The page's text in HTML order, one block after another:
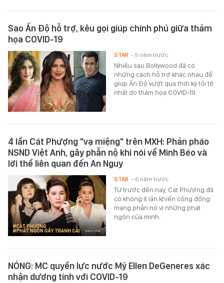
Sao Ấn Độ hỗ trợ, kêu gọi giúp chính phủ giữa thảm
họa COVID-19
Nhiều sao Bollywood đã có
những cách hỗ trợ khác nhau để
giúp Ấn Độ vượt qua thời kỳ tồi tệ
nhất do thảm họa COVID-19.
STAR - 5 năm trước
4 lần Cát Phượng "vạ miệng" trên MXH: Phản pháo
NSND Việt Anh, gây phẫn nộ khi nói về Minh Béo và
lời thề liên quan đến An Nguy
Từ trước đến nay, Cát Phượng đã
có không ít lần khiến cộng đồng
mạng phẫn nộ vì những phát
ngôn của mình.
STAR - 6 năm trước
NÓNG: MC quyền lực nước Mỹ Ellen DeGeneres xác
nhận dương tính với COVID-19